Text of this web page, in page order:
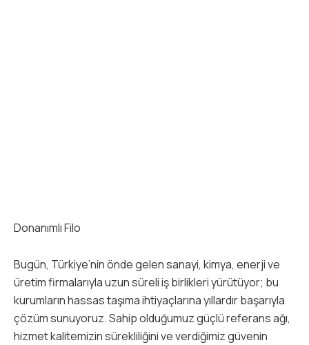
Donanımlı Filo
Bugün, Türkiye’nin önde gelen sanayi, kimya, enerji ve
üretim firmalarıyla uzun süreli iş birlikleri yürütüyor; bu
kurumların hassas taşıma ihtiyaçlarına yıllardır başarıyla
çözüm sunuyoruz. Sahip olduğumuz güçlü referans ağı,
hizmet kalitemizin sürekliliğini ve verdiğimiz güvenin